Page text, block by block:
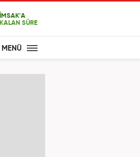
İMSAK'A
KALAN SÜRE
MENÜ